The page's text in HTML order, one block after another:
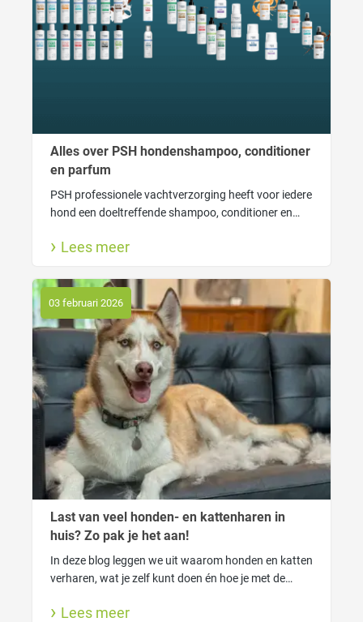
Alles over PSH hondenshampoo, conditioner
en parfum
PSH professionele vachtverzorging heeft voor iedere
hond een doeltreffende shampoo, conditioner en
wassen goed is voor jouw hond en wanneer gebruik
Lees meer
03 februari 2026
Last van veel honden- en kattenharen in
huis? Zo pak je het aan!
In deze blog leggen we uit waarom honden en katten
verharen, wat je zelf kunt doen én hoe je met de
controle krijgt. Voor een schoner huis én een blije
Lees meer